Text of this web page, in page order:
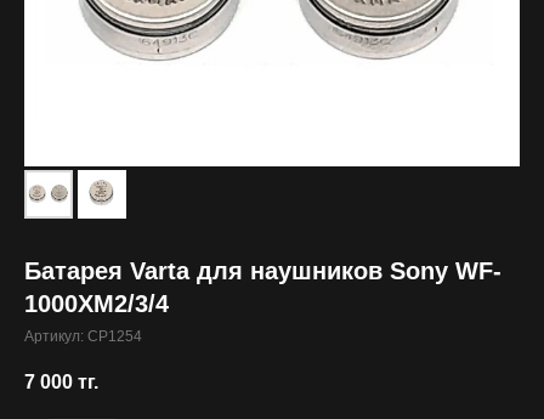
Батарея Varta для наушников Sony WF-
1000XM2/3/4
Артикул: CP1254
7 000 тг.